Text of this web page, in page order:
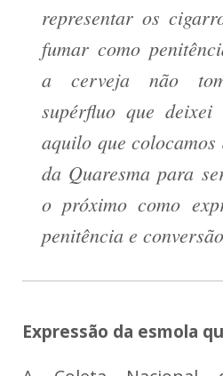
representar os
fumar como
a cerveja não
supérfluo que
aquilo que
da Quaresma para
o próximo como
penitência e
Expressão da esmola